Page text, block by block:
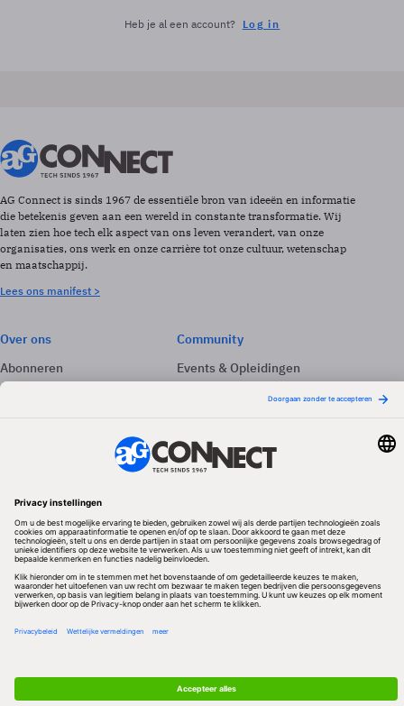
Heb je al een account? Log in
AG Connect is sinds 1967 de essentiële bron van ideeën en informatie
die betekenis geven aan een wereld in constante transformatie. Wij
laten zien hoe tech elk aspect van ons leven verandert, van onze
organisaties, ons werk en onze carrière tot onze cultuur, wetenschap
en maatschappij.
Lees ons manifest >
Over ons
Abonneren
Adverteren
Community
Events & Opleidingen
Volg ons
Redactionele partner
Algemene Voorwaarden & Copyrights